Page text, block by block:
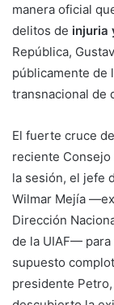
manera oficial
delitos de injuria
República,
públicamente de
transnacional de
El fuerte cruce
reciente
la sesión, el jefe
Wilmar Mejía
Dirección
de la UIAF—
supuesto
presidente